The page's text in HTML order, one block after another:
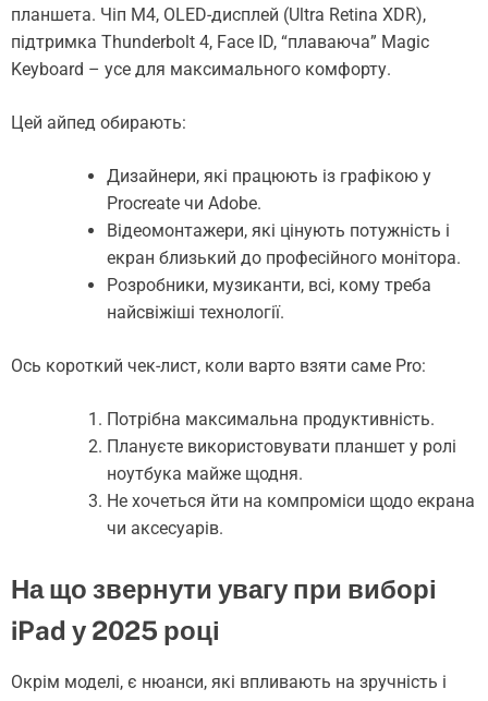
планшета. Чіп M4, OLED-дисплей (Ultra Retina XDR),
підтримка Thunderbolt 4, Face ID, “плаваюча” Magic
Keyboard – усе для максимального комфорту.
Цей айпед обирають:
Дизайнери, які працюють із графікою у
Procreate чи Adobe.
Відеомонтажери, які цінують потужність і
екран близький до професійного монітора.
Розробники, музиканти, всі, кому треба
найсвіжіші технології.
Ось короткий чек-лист, коли варто взяти саме Pro:
Потрібна максимальна продуктивність.
Плануєте використовувати планшет у ролі
ноутбука майже щодня.
Не хочеться йти на компроміси щодо екрана
чи аксесуарів.
На що звернути увагу при виборі
iPad у 2025 році
Окрім моделі, є нюанси, які впливають на зручність і